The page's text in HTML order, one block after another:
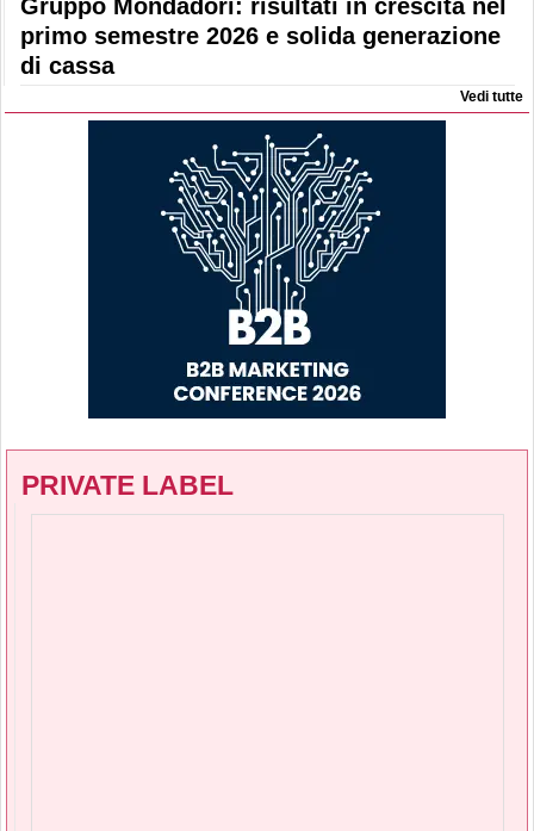
Gruppo Mondadori: risultati in crescita nel
primo semestre 2026 e solida generazione
di cassa
Vedi tutte
PRIVATE LABEL